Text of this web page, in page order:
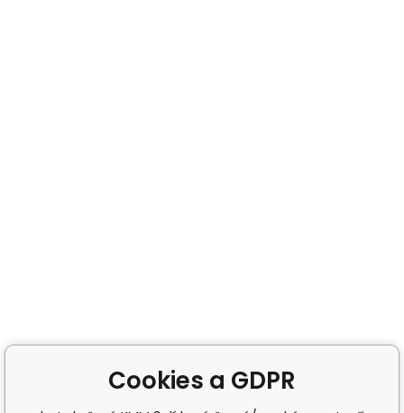
Cookies a GDPR